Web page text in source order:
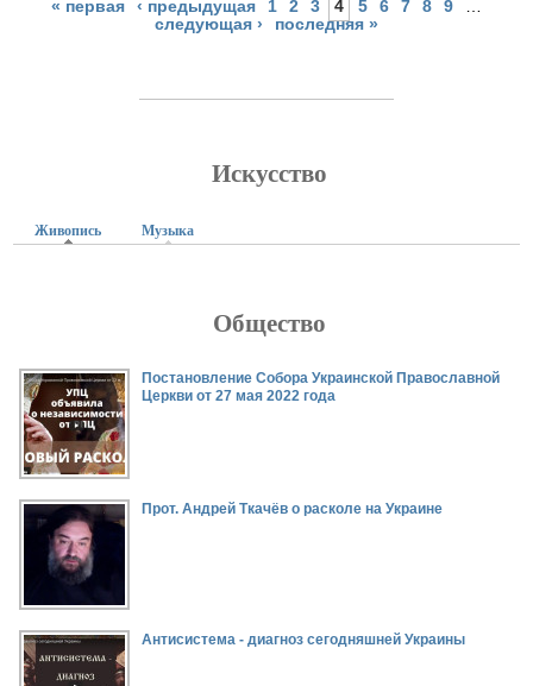
« первая ‹ предыдущая 1 2 3 4 5 6 7 8 9
следующая ›
последняя »
Искусство
Живопись (активная вкладка)
Музыка
Общество
Постановление Собора Украинской Православной
Церкви от 27 мая 2022 года
Прот. Андрей Ткачёв о расколе на Украине
Антисистема - диагноз сегодняшней Украины
Страницы